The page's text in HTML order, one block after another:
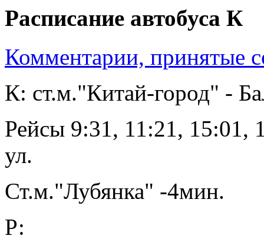
Расписание автобуса К
Комментарии, принятые
К: ст.м."Китай-город" -
Рейсы 9:31, 11:21, 15:01,
ул.
Ст.м."Лубянка" -4мин.
Р: